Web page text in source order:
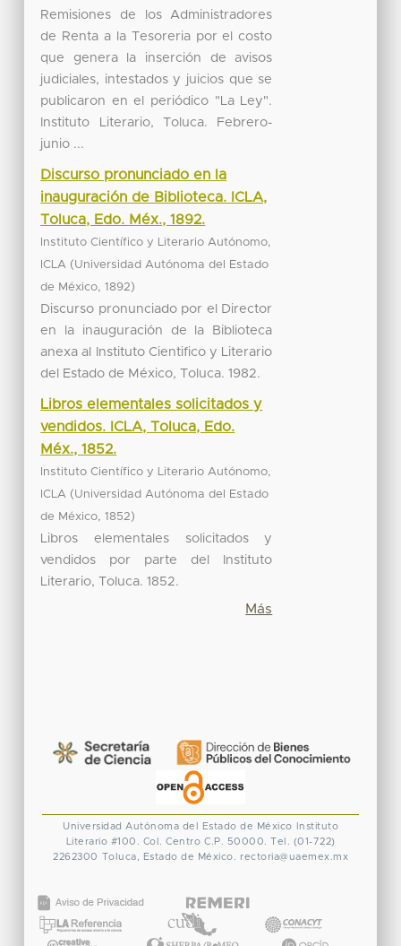
Remisiones de los Administradores
de Renta a la Tesoreria por el costo
que genera la inserción de avisos
judiciales, intestados y juicios que se
publicaron en el periódico "La Ley".
Instituto Literario, Toluca. Febrero-
junio ...
Discurso pronunciado en la
inauguración de Biblioteca. ICLA,
Toluca, Edo. Méx., 1892.
Instituto Científico y Literario Autónomo,
ICLA (Universidad Autónoma del Estado
de México,1892)
Discurso pronunciado por el Director
en la inauguración de la Biblioteca
anexa al Instituto Cientifico y Literario
del Estado de México, Toluca. 1982.
Libros elementales solicitados y
vendidos. ICLA, Toluca, Edo.
Méx., 1852.
Instituto Científico y Literario Autónomo,
ICLA (Universidad Autónoma del Estado
de México,1852)
Libros elementales solicitados y
vendidos por parte del Instituto
Literario, Toluca. 1852.
Más
Universidad Autónoma del Estado de México
Instituto
Literario #100. Col. Centro C.P. 50000. Tel. (01-722)
2262300 Toluca, Estado de México. rectoria@uaemex.mx